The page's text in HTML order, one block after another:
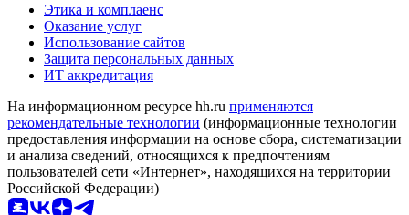
Этика и комплаенс
Оказание услуг
Использование сайтов
Защита персональных данных
ИТ аккредитация
На информационном ресурсе hh.ru применяются
рекомендательные технологии (информационные технологии
предоставления информации на основе сбора, систематизации
и анализа сведений, относящихся к предпочтениям
пользователей сети «Интернет», находящихся на территории
Российской Федерации)